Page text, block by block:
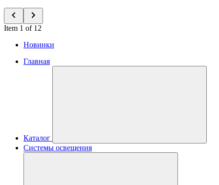
Item 1 of 12
Новинки
Главная
Каталог
Системы освещения